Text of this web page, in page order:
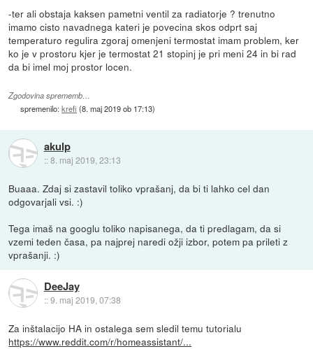
-ter ali obstaja kaksen pametni ventil za radiatorje ? trenutno
imamo cisto navadnega kateri je povecina skos odprt saj
temperaturo regulira zgoraj omenjeni termostat imam problem, ker
ko je v prostoru kjer je termostat 21 stopinj je pri meni 24 in bi rad
da bi imel moj prostor locen.
Zgodovina sprememb…
spremenilo:krefi (8. maj 2019 ob 17:13)
akulp
::8. maj 2019, 23:13
Buaaa. Zdaj si zastavil toliko vprašanj, da bi ti lahko cel dan
odgovarjali vsi. :)
Tega imaš na googlu toliko napisanega, da ti predlagam, da si
vzemi teden časa, pa najprej naredi ožji izbor, potem pa prileti z
vprašanji. :)
DeeJay
::9. maj 2019, 07:38
Za inštalacijo HA in ostalega sem sledil temu tutorialu
https://www.reddit.com/r/homeassistant/...